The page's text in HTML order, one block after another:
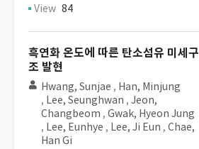
View 84
흑연화 온도에 따른 탄소섬유 미세구
조 발현
Hwang, Sunjae , Han, Minjung
, Lee, Seunghwan , Jeon,
Changbeom , Gwak, Hyeon Jung
, Lee, Eunhye , Lee, Ji Eun , Chae,
Han Gi